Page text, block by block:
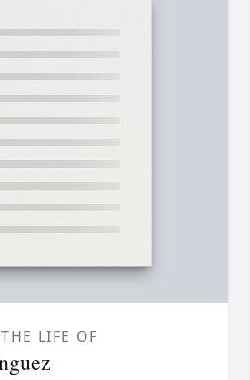
LIFE OF